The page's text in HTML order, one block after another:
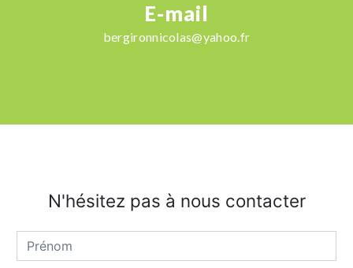
E-mail
bergironnicolas@yahoo.fr
N'hésitez pas à nous contacter